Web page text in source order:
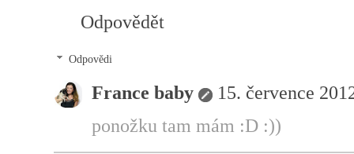
Odpovědět
Odpovědi
France baby
15. července
ponožku tam mám :D :))